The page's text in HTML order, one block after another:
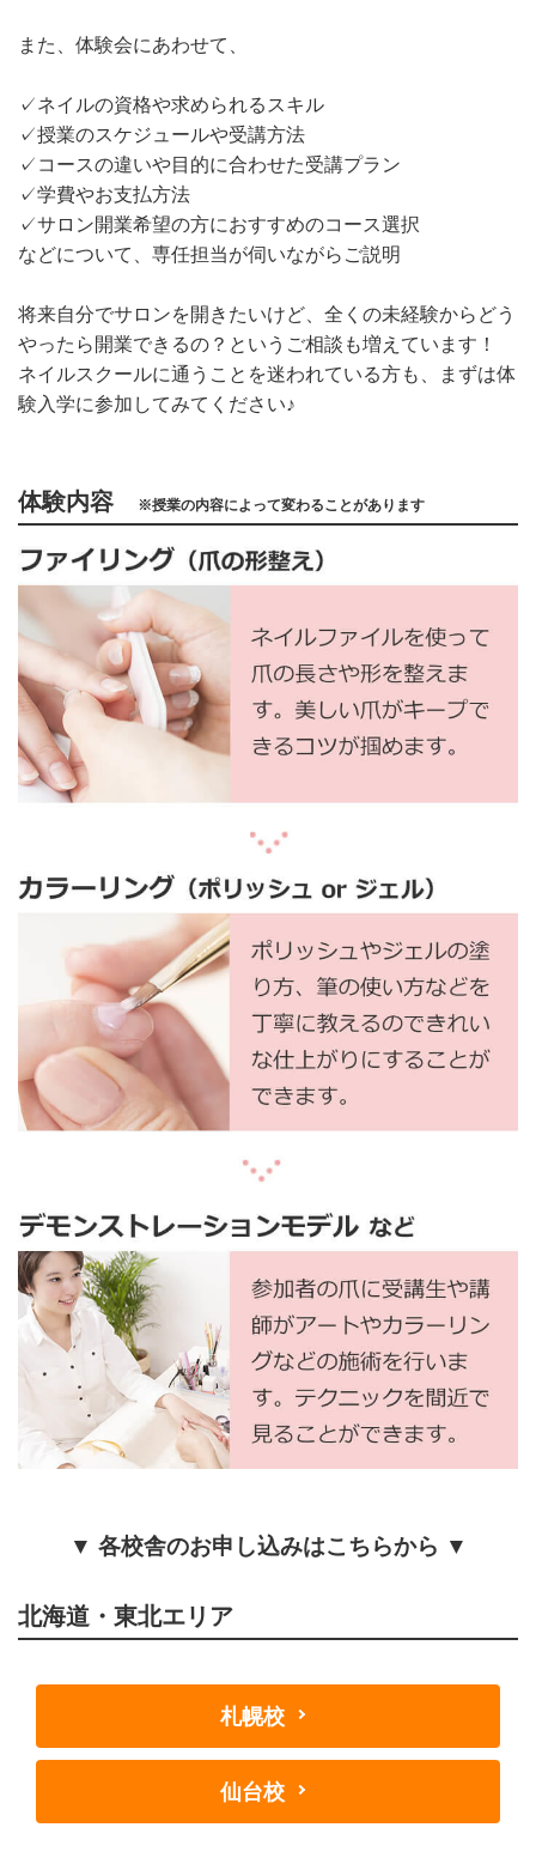
また、体験会にあわせて、
✓ネイルの資格や求められるスキル
✓授業のスケジュールや受講方法
✓コースの違いや目的に合わせた受講プラン
✓学費やお支払方法
✓サロン開業希望の方におすすめのコース選択
などについて、専任担当が伺いながらご説明
将来自分でサロンを開きたいけど、 全くの未経験からどう
やったら開業できるの？ というご相談も増えています！
ネイルスクールに通うことを迷われている方も、まずは体
験入学に参加してみてください♪
体験内容 ※授業の内容によって変わることがあります
▼ 各校舎のお申し込みはこちらから ▼
北海道・東北エリア
札幌校
仙台校